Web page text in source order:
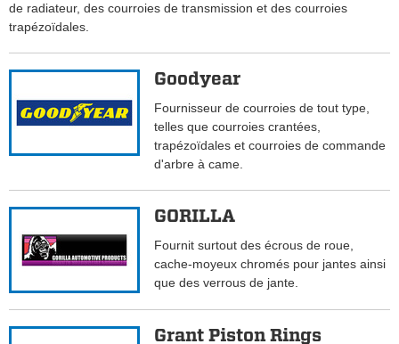
de radiateur, des courroies de transmission et des courroies
trapézoïdales.
Goodyear
Fournisseur de courroies de tout type,
telles que courroies crantées,
trapézoïdales et courroies de commande
d'arbre à came.
GORILLA
Fournit surtout des écrous de roue,
cache-moyeux chromés pour jantes ainsi
que des verrous de jante.
Grant Piston Rings